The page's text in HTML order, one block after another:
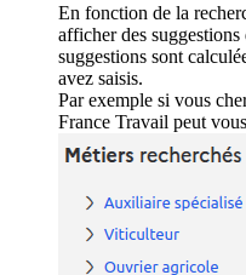
En fonction de la
afficher des
suggestions sont
avez saisis.
Par exemple si vous
France Travail peut